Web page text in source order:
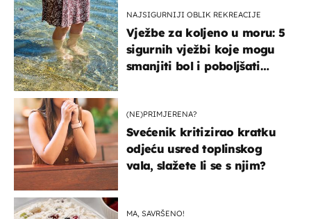
NAJSIGURNIJI OBLIK REKREACIJE
Vježbe za koljeno u moru: 5
sigurnih vježbi koje mogu
smanjiti bol i poboljšati
(NE)PRIMJERENA?
Svećenik kritizirao kratku
odjeću usred toplinskog
vala, slažete li se s njim?
MA, SAVRŠENO!